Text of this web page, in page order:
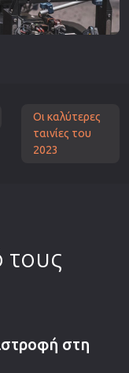
Οι καλύτερες
ταινίες του
2023
τους
στη